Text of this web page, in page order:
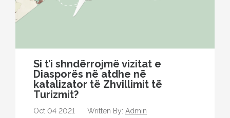
Si t’i shndërrojmë vizitat e
Diasporës ​​në atdhe në
katalizator të Zhvillimit të
Turizmit?
Oct 04 2021 Written By: Admin